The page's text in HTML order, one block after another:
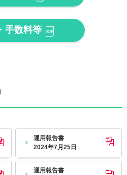
手数料等
運用報告書
2024年7月25日
運用報告書